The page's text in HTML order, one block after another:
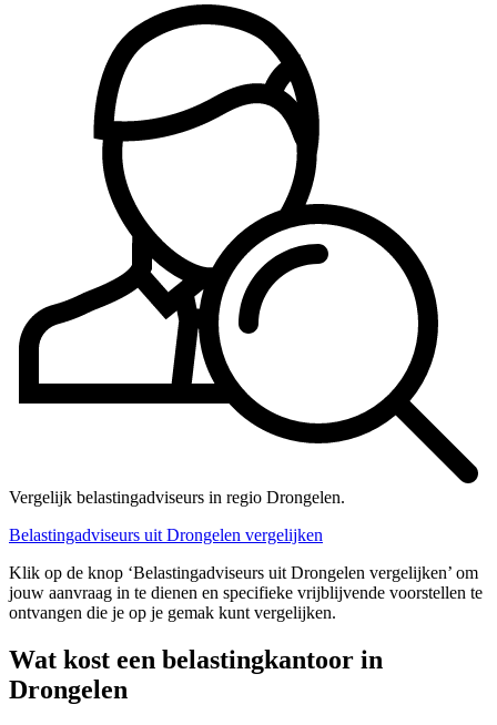
Vergelijk belastingadviseurs in regio Drongelen.
Belastingadviseurs uit Drongelen vergelijken
Klik op de knop ‘Belastingadviseurs uit Drongelen vergelijken’ om
jouw aanvraag in te dienen en specifieke vrijblijvende voorstellen te
ontvangen die je op je gemak kunt vergelijken.
Wat kost een belastingkantoor in
Drongelen